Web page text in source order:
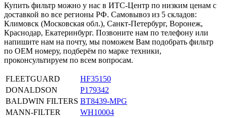
Купить фильтр можно у нас в ИТС-Центр по низким ценам с
доставкой во все регионы РФ. Самовывоз из 5 складов:
Климовск (Московская обл.), Санкт-Петербург, Воронеж,
Краснодар, Екатеринбург. Позвоните нам по телефону или
напишите нам на почту, мы поможем Вам подобрать фильтр
по OEM номеру, подберём по марке техники,
проконсультируем по всем вопросам.
FLEETGUARD
HF35150
DONALDSON
P179342
BALDWIN FILTERS BT8439-MPG
MANN-FILTER
WH10004